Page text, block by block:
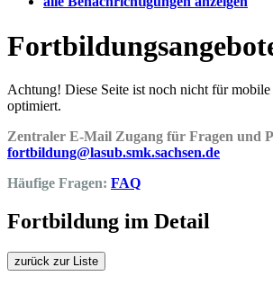
Achtung! Diese Seite ist noch nicht für
optimiert.
Zentraler E-Mail Zugang für Fragen und
fortbildung@lasub.smk.sachsen.de
Häufige Fragen: FAQ
Fortbildung im Detail
zurück zur Liste